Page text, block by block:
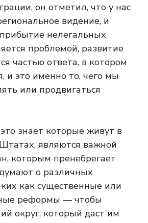
он отметил, что у нас
видение, и
нелегальных
проблемой, развитие
частью ответа, в котором
и это именно то, чего мы
или продвигаться
знает которые живут в
являются важной
которым пренебрегает
о различных
как существенные или
реформы — чтобы
округ, который даст им